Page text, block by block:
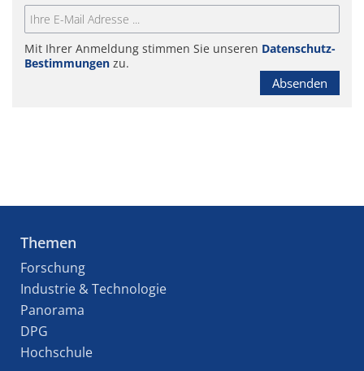
Mit Ihrer Anmeldung stimmen Sie unseren Datenschutz-
Bestimmungen zu.
Absenden
Themen
Forschung
Industrie & Technologie
Panorama
DPG
Hochschule